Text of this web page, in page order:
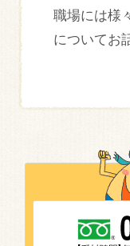
職場には様
についてお